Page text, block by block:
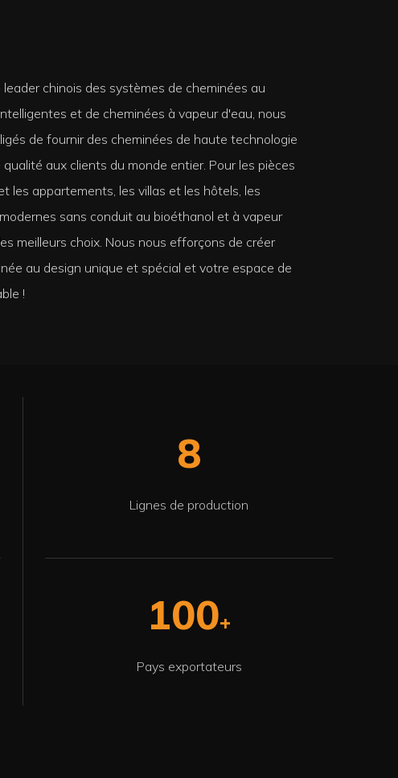
chinois des systèmes de cheminées au
et de cheminées à vapeur d'eau, nous
de fournir des cheminées de haute technologie
aux clients du monde entier. Pour les pièces
les appartements, les villas et les hôtels, les
sans conduit au bioéthanol et à vapeur
meilleurs choix. Nous nous efforçons de créer
au design unique et spécial et votre espace de
!
8
Lignes de production
100+
Pays exportateurs